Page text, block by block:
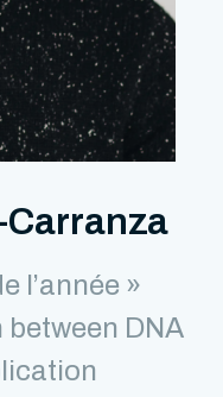
l’année »
DNA